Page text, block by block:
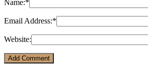
Name:*
Email Address:*
Website: